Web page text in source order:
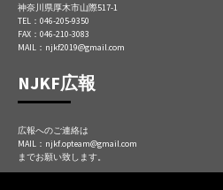
神奈川県厚木市山際517-1
TEL：046-205-9350
FAX：046-210-3083
MAIL：njkf2019@gmail.com
NJKF広報
広報へのご連絡は
MAIL：njkf.opteam@gmail.com
までお願い致します。